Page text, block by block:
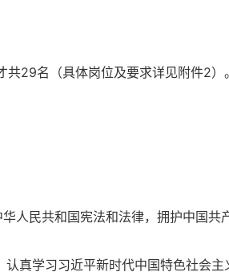
29名（具体岗位及要求详见附件2）。
民共和国宪法和法律，拥护中国共
学习习近平新时代中国特色社会主